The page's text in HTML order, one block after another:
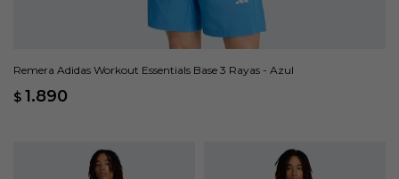
Remera Adidas Workout Essentials Base 3 Rayas - Azul
$ 1.890